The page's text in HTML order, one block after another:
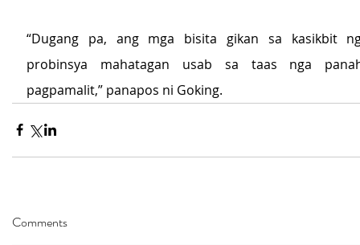
“Dugang pa, ang mga bisita gikan sa kasikbit
probinsya mahatagan usab sa taas nga
pagpamalit,” panapos ni Goking.
Comments